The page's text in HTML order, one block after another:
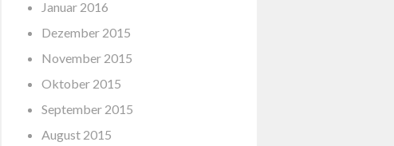
Januar 2016
Dezember 2015
November 2015
Oktober 2015
September 2015
August 2015